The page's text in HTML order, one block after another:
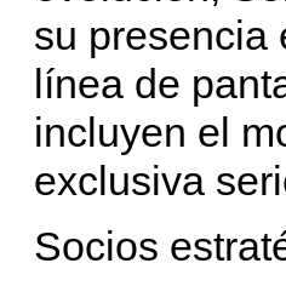
su presencia
línea de
incluyen el
exclusiva
Socios